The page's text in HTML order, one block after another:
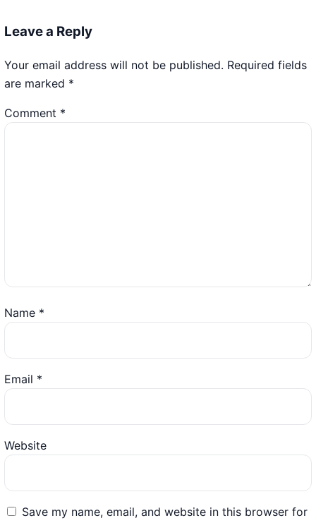
Leave a Reply
Your email address will not be published. Required fields
are marked *
Comment *
Name *
Email *
Website
Save my name, email, and website in this browser for